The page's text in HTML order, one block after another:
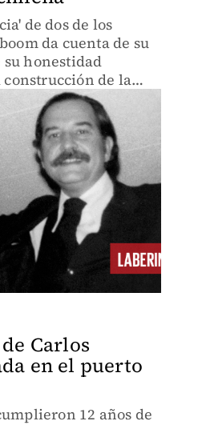
de dos de los
da cuenta de su
su honestidad
de la
Latina.
Carlos
en el puerto
12 años de